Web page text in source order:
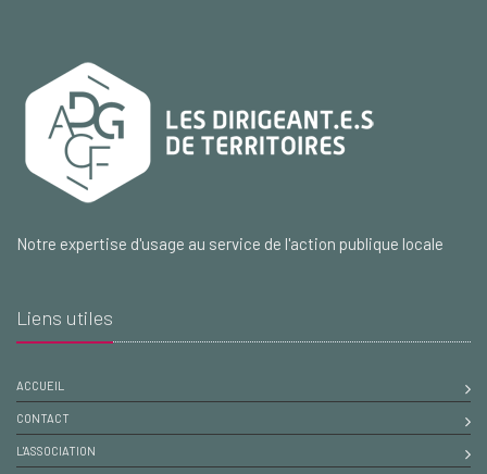
Notre expertise d'usage au service de l'action publique locale
Liens utiles
ACCUEIL
CONTACT
L'ASSOCIATION